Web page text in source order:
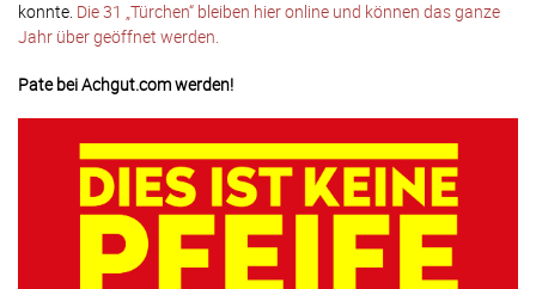
konnte. Die 31 „Türchen“ bleiben hier online und können das ganze
Jahr über geöffnet werden.
Pate bei Achgut.com werden!